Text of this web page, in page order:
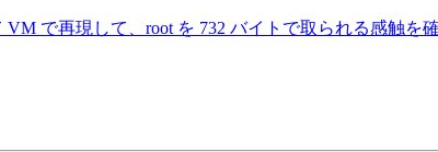
VM で再現して、root を 732 バイトで取られる感触を